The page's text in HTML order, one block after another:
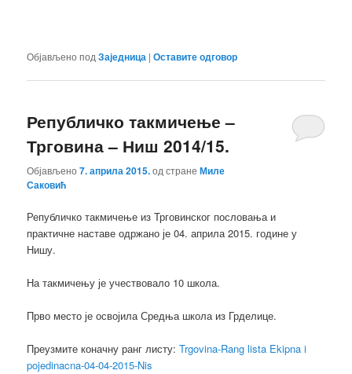
Објављено под Заједница |Оставите одговор
Републичко такмичење –
Трговина – Ниш 2014/15.
Објављено7. априла 2015.од странеМиле
Саковић
Републичко такмичење из Трговинског пословања и
практичне наставе одржано је 04. априла 2015. године у
Нишу.
На такмичењу је учествовало 10 школа.
Прво место је освојила Средња школа из Грделице.
Преузмите коначну ранг листу:Trgovina-Rang lista Ekipna i
pojedinacna-04-04-2015-Nis